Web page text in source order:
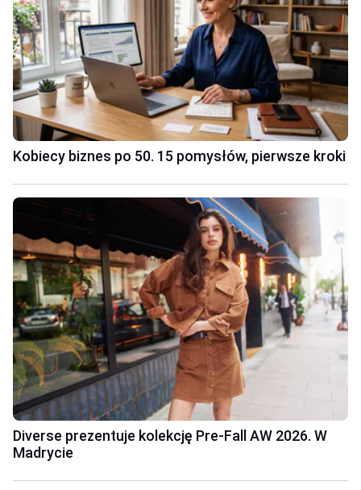
Kobiecy biznes po 50. 15 pomysłów, pierwsze kroki
Diverse prezentuje kolekcję Pre-Fall AW 2026. W
Madrycie